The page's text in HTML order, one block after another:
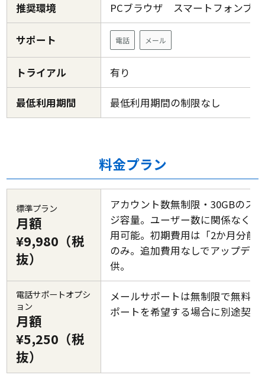
推奨環境 PCブラウザ スマートフォンブ
サポート 電話 メール
トライアル 有り
最低利用期間 最低利用期間の制限なし
料金プラン
標準プラン
月額
¥9,980（税
抜）
アカウント数無制限・30GBのス
ジ容量。ユーザー数に関係なく定
用可能。初期費用は「2か月分前
のみ。追加費用なしでアップデー
供。
電話サポートオプシ
ョン
月額
¥5,250（税
抜）
メールサポートは無制限で無料、
ポートを希望する場合に別途契約